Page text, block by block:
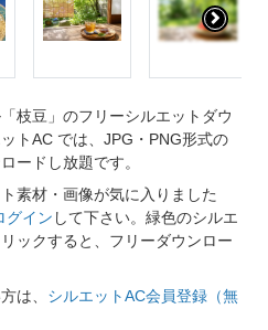
枝豆」のフリーシルエットダウ
トAC では、JPG・PNG形式の
ードし放題です。
素材・画像が気に入りました
グイン して下さい。緑色のシルエ
ックすると、フリーダウンロー
は、 シルエットAC会員登録（無